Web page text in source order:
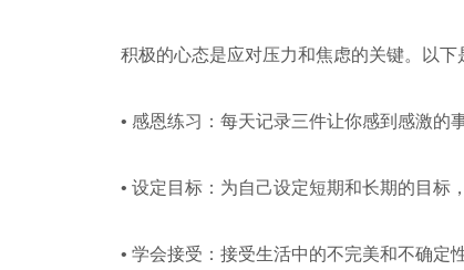
积极的心态是应对压力和焦虑的关键。以下
• 感恩练习：每天记录三件让你感到感激的
• 设定目标：为自己设定短期和长期的目标
• 学会接受：接受生活中的不完美和不确